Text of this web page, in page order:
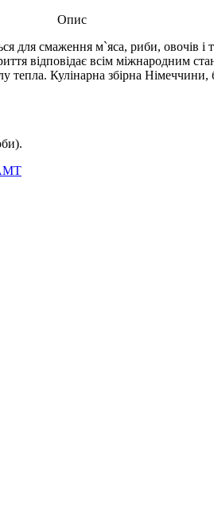
Опис
для смаження м`яса, риби, овочів
відповідає всім міжнародним
тепла. Кулінарна збірна